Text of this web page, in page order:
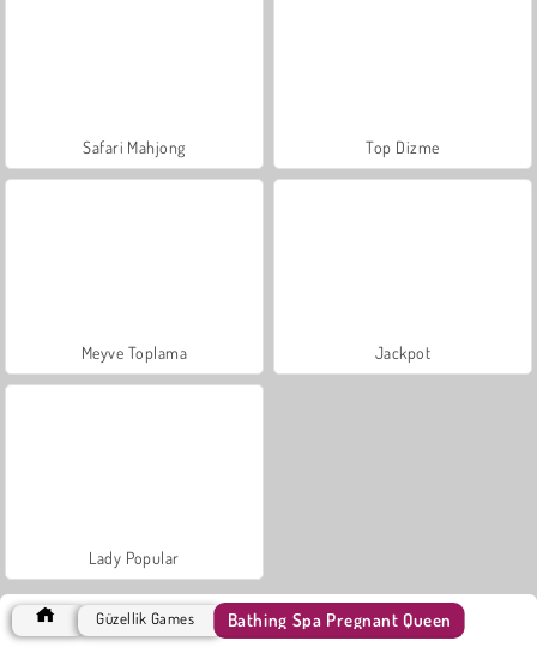
Safari Mahjong Top Dizme
Meyve Toplama Jackpot
Lady Popular
Güzellik Games Bathing Spa Pregnant Queen